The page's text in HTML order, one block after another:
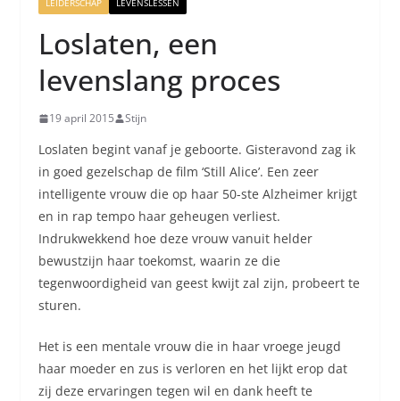
LEIDERSCHAP LEVENSLESSEN
Loslaten, een
levenslang proces
19 april 2015 Stijn
Loslaten begint vanaf je geboorte. Gisteravond zag ik
in goed gezelschap de film ‘Still Alice’. Een zeer
intelligente vrouw die op haar 50-ste Alzheimer krijgt
en in rap tempo haar geheugen verliest.
Indrukwekkend hoe deze vrouw vanuit helder
bewustzijn haar toekomst, waarin ze die
tegenwoordigheid van geest kwijt zal zijn, probeert te
sturen.
Het is een mentale vrouw die in haar vroege jeugd
haar moeder en zus is verloren en het lijkt erop dat
zij deze ervaringen tegen wil en dank heeft te